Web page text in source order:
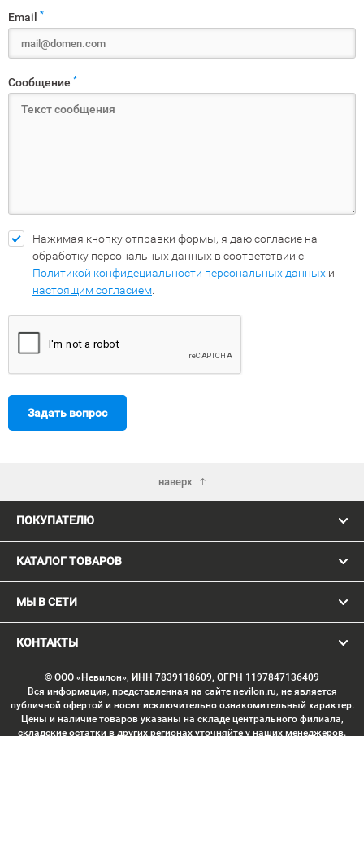
Email *
Сообщение *
Нажимая кнопку отправки формы, я даю согласие на
обработку персональных данных в соответствии с
Политикой конфидециальности персональных данных и
настоящим согласием
Задать вопрос
наверх
ПОКУПАТЕЛЮ
КАТАЛОГ ТОВАРОВ
МЫ В СЕТИ
КОНТАКТЫ
© ООО «Невилон», ИНН 7839118609, ОГРН 1197847136409
Вся информация, представленная на сайте nevilon.ru, не является
публичной офертой и носит исключительно ознакомительный характер.
Цены и наличие товаров указаны на складе центрального филиала,
складские остатки в других регионах уточняйте у наших менеджеров.